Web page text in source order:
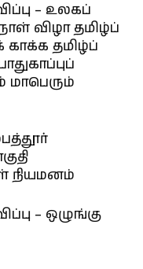
– உலகப்
விழா தமிழ்ப்
காக்க தமிழ்ப்
மாபெரும்
நியமனம்
– ஒழுங்கு